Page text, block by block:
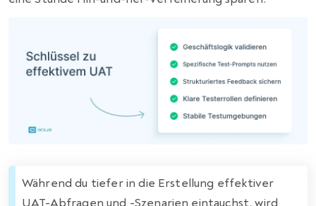
Während du tiefer in die Erstellung effektiver
UAT-Abfragen und -Szenarien eintauchst, wird